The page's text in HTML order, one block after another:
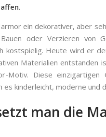
ein dekorativer, aber
oder Verzieren von
kostspielig. Heute wird er
Materialien
Motiv. Diese
es kinderleicht, moderne
man die